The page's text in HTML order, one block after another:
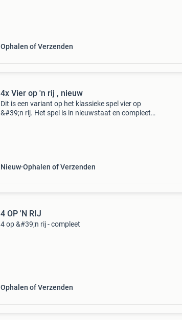
Ophalen of Verzenden
4x Vier op 'n rij , nieuw
Dit is een variant op het klassieke spel vier op
&#39;n rij. Het spel is in nieuwstaat en compleet
Nieuw Ophalen of Verzenden
4 OP 'N RIJ
4 op &#39;n rij - compleet
Ophalen of Verzenden